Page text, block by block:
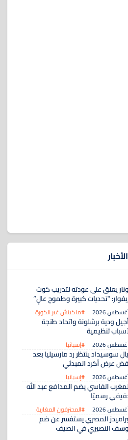
يعلق على عودته لتدريب كوت
“تحديات كبيرة وطموح عالٍ”
#ماكينش غير الكورة
ودية برشلونة واتحاد طنجة
تنظيمية
#إسبانيا
سوسيداد ينتظر رد مارسيليا بعد
عرض أكرد المبدئي
#إسبانيا
الفاسي يضم المدافع عبد الله
رسميًا
#المحترفون المغاربة
المصري يستفسر عن ضم
النصيري في الصيف